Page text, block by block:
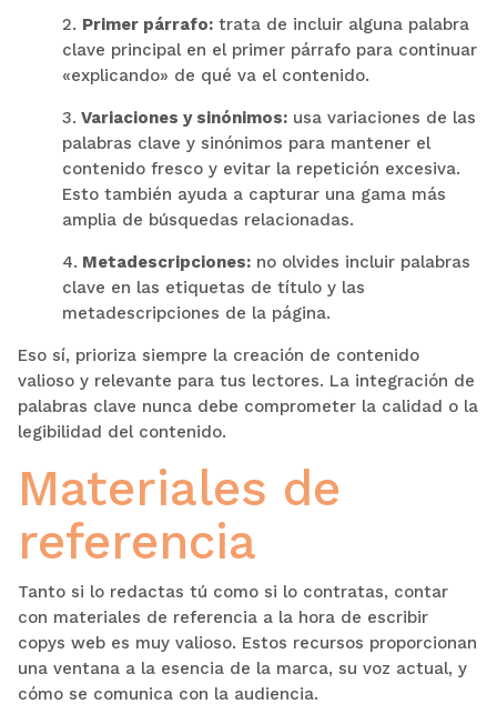
2. Primer párrafo:trata de incluir alguna palabra
clave principal en el primer párrafo para continuar
«explicando» de qué va el contenido.
3. Variaciones y sinónimos:usa variaciones de las
palabras clave y sinónimos para mantener el
contenido fresco y evitar la repetición excesiva.
Esto también ayuda a capturar una gama más
amplia de búsquedas relacionadas.
4. Metadescripciones:no olvides incluir palabras
clave en las etiquetas de título y las
metadescripciones de la página.
Eso sí, prioriza siempre la creación de contenido
valioso y relevante para tus lectores. La integración de
palabras clave nunca debe comprometer la calidad o la
legibilidad del contenido.
Materiales de
referencia
Tanto si lo redactas tú como si lo contratas, contar
con materiales de referencia a la hora de escribir
copys web es muy valioso. Estos recursos proporcionan
una ventana a la esencia de la marca, su voz actual, y
cómo se comunica con la audiencia.